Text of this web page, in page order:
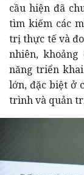
cầu hiện đã
tìm kiếm các
trị thực tế và
nhiên,
năng triển
lớn, đặc biệt ở
trình và quản